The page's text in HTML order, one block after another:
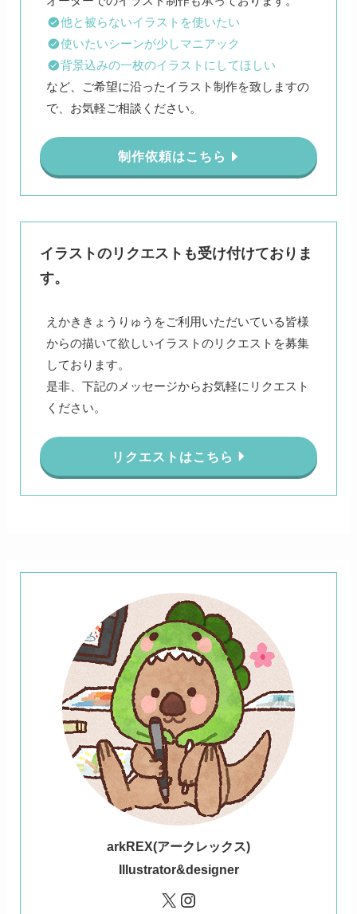
他と被らないイラストを使いたい
使いたいシーンが少しマニアック
背景込みの一枚のイラストにしてほしい
など、ご希望に沿ったイラスト制作を致しますの
で、お気軽ご相談ください。
制作依頼はこちら
イラストのリクエストも受け付けておりま
す。
えかききょうりゅうをご利用いただいている皆様
からの描いて欲しいイラストのリクエストを募集
しております。
是非、下記のメッセージからお気軽にリクエスト
ください。
リクエストはこちら
arkREX(アークレックス)
Illustrator&designer
X Instagram